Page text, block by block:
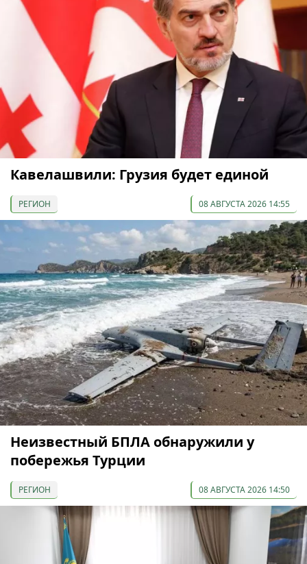
Кавелашвили: Грузия будет единой
РЕГИОН 08 АВГУСТА 2026 14:55
Неизвестный БПЛА обнаружили у
побережья Турции
РЕГИОН 08 АВГУСТА 2026 14:50